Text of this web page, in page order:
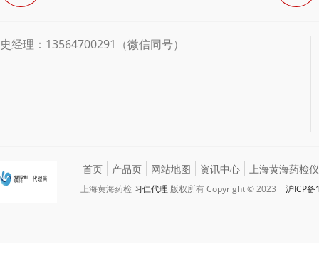
史经理：13564700291（微信同号）
首页 产品页 网站地图 资讯中心 上海黄海药检
上海黄海药检 习仁代理 版权所有 Copyright © 2023 沪ICP